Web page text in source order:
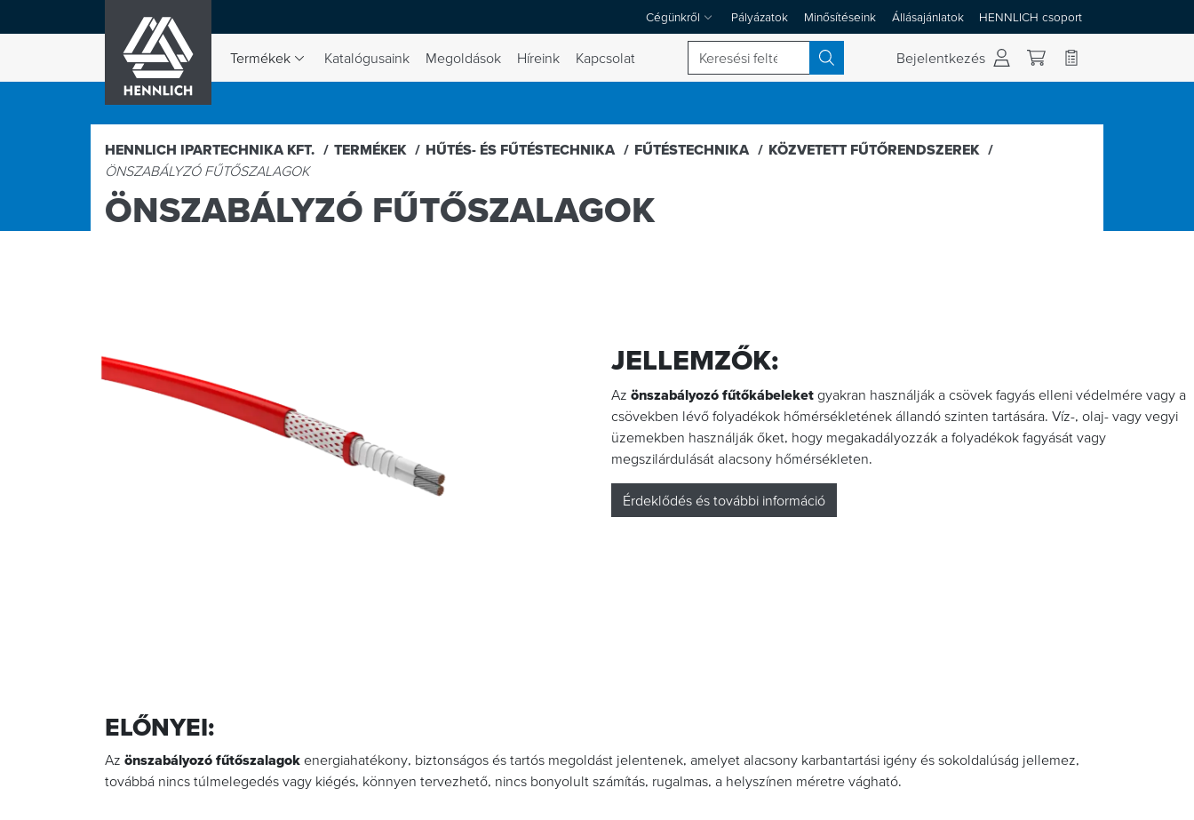
Cégünkről
A Cégünkről legördülő menü váltása
Pályázatok Minősítéseink Állásajánlatok HENNLICH csoport
Termékek
A Termékek legördülő menü váltása
Katalógusaink Megoldások Híreink Kapcsolat Keresés Bejelentkezés
HENNLICH IPARTECHNIKA KFT. TERMÉKEK HŰTÉS- ÉS FŰTÉSTECHNIKA FŰTÉSTECHNIKA
KÖZVETETT FŰTŐRENDSZEREK
ÖNSZABÁLYZÓ FŰTŐSZALAGOK
ÖNSZABÁLYZÓ FŰTŐSZALAGOK
JELLEMZŐK:
Az önszabályozó fűtőkábeleket gyakran használják a csövek fagyás elleni védelmére vagy a
csövekben lévő folyadékok hőmérsékletének állandó szinten tartására. Víz-, olaj- vagy vegyi
üzemekben használják őket, hogy megakadályozzák a folyadékok fagyását vagy
megszilárdulását alacsony hőmérsékleten.
Érdeklődés és további információ
ELŐNYEI:
Az önszabályozó fűtőszalagok energiahatékony, biztonságos és tartós megoldást jelentenek, amelyet alacsony karbantartási igény és sokoldalúság jellemez,
továbbá nincs túlmelegedés vagy kiégés, könnyen tervezhető, nincs bonyolult számítás, rugalmas, a helyszínen méretre vágható.